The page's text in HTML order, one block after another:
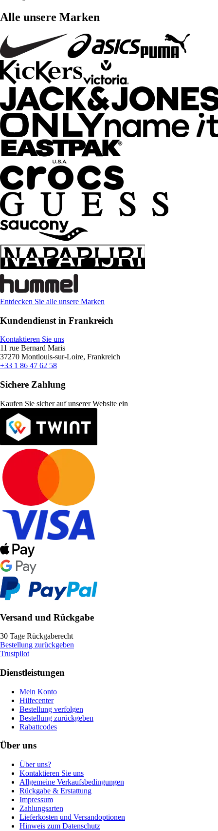
Alle unsere Marken
Entdecken Sie alle unsere Marken
Kundendienst in Frankreich
Kontaktieren Sie uns
11 rue Bernard Maris
37270 Montlouis-sur-Loire, Frankreich
+33 1 86 47 62 58
Sichere Zahlung
Kaufen Sie sicher auf unserer Website ein
Versand und Rückgabe
30 Tage Rückgaberecht
Bestellung zurückgeben
Trustpilot
Dienstleistungen
Mein Konto
Hilfecenter
Bestellung verfolgen
Bestellung zurückgeben
Rabattcodes
Über uns
Über uns?
Kontaktieren Sie uns
Allgemeine Verkaufsbedingungen
Rückgabe & Erstattung
Impressum
Zahlungsarten
Lieferkosten und Versandoptionen
Hinweis zum Datenschutz